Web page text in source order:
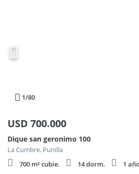
1/80
USD 700.000
Dique san geronimo 100
La Cumbre, Punilla
700 m² cubie.
14 dorm.
1